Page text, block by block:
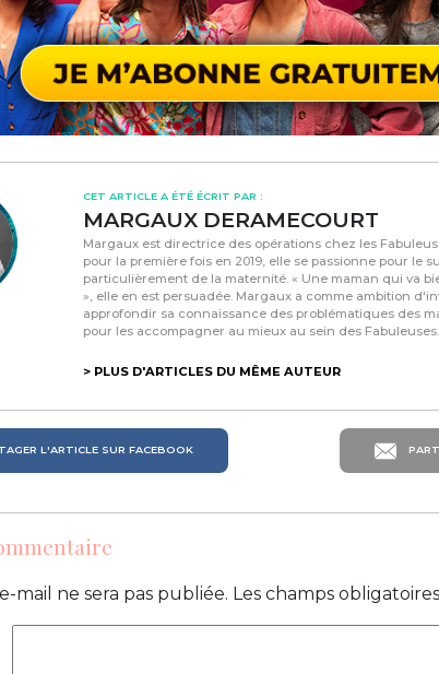
CET ARTICLE A ÉTÉ ÉCRIT PAR :
MARGAUX DERAMECOURT
Margaux est directrice des opérations chez les
pour la première fois en 2019, elle se passionne pour le
particulièrement de la maternité. « Une maman qui va
», elle en est persuadée. Margaux a comme ambition
approfondir sa connaissance des problématiques des
pour les accompagner au mieux au sein des Fabuleuses.
> PLUS D'ARTICLES DU MÊME AUTEUR
L'ARTICLE SUR FACEBOOK
mail ne sera pas publiée. Les champs